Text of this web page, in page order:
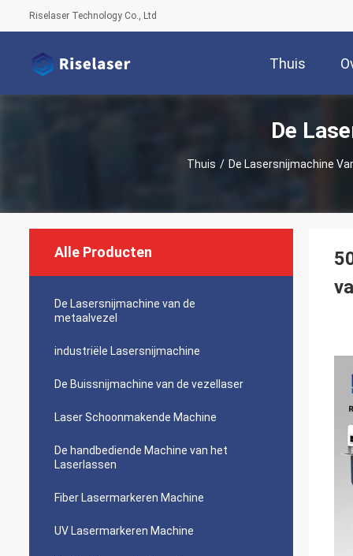
Riselaser Technology Co., Ltd
Thuis
De
Thuis / De Lasersnijmachine
Alle Producten
De Lasersnijmachine van de
metaalvezel
industriële Lasersnijmachine
De Buissnijmachine van de vezellaser
Laser Schoonmakende Machine
De handbediende Machine van het
Laserlassen
Fiber Lasermarkeren Machine
UV Lasermarkeren Machine